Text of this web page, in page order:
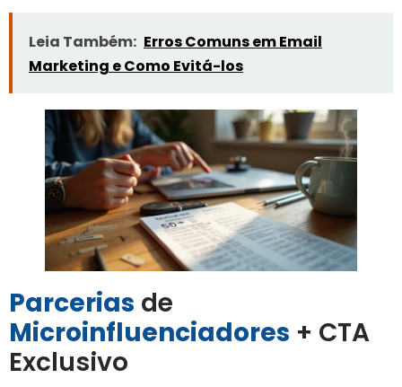
Leia Também: Erros Comuns em Email
Marketing e Como Evitá-los
Parcerias de
Microinfluenciadores + CTA
Exclusivo